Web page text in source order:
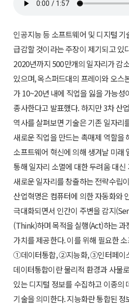
인공지능 등 소프트웨어 및 디지털
급감할 것이라는 주장이 제기되고 있
2020년까지 500만개의 일자리가 감
있으며, 옥스퍼드대의 프레이와 오스
가 10~20년 내에 직업을 잃을 가능성
종사한다고 발표했다. 하지만 3차 산
역사를 살펴보면 기술은 기존 일자리
새로운 직업을 만드는 촉매제 역할을
소프트웨어 혁신에 의해 생겨날 미래
통해 일자리 소멸에 대한 두려움 대
새로운 일자리를 창출하는 전략수립
산업혁명은 컴퓨터에 의한 자동화와
극대화되면서 인간이 주변을 감지
(Think)하며 목적을 실행(Act)하는 과
가치를 제공한다. 이를 위해 필요한
①데이터통합, ②지능화, ③인터페이
데이터통합이란 물리적 환경과 사물
있는 디지털 정보를 수집하고 이종의
기술을 의미한다. 지능화란 통합된